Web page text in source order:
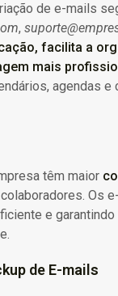
de e-mails
,
facilita a
mais
agendas e
têm maior
Os
e
de E-mails